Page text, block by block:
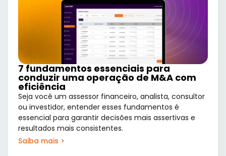
7 fundamentos essenciais para
conduzir uma operação de M&A com
eficiência
Seja você um assessor financeiro, analista, consultor
ou investidor, entender esses fundamentos é
essencial para garantir decisões mais assertivas e
resultados mais consistentes.
Saiba mais >